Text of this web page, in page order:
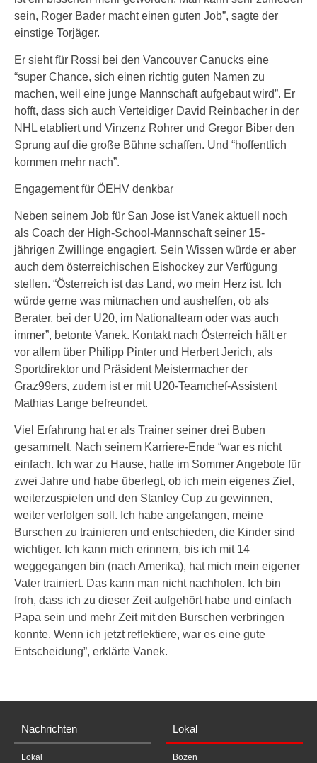
sein, Roger Bader macht einen guten Job”, sagte der
einstige Torjäger.
Er sieht für Rossi bei den Vancouver Canucks eine
“super Chance, sich einen richtig guten Namen zu
machen, weil eine junge Mannschaft aufgebaut wird”. Er
hofft, dass sich auch Verteidiger David Reinbacher in der
NHL etabliert und Vinzenz Rohrer und Gregor Biber den
Sprung auf die große Bühne schaffen. Und “hoffentlich
kommen mehr nach”.
Engagement für ÖEHV denkbar
Neben seinem Job für San Jose ist Vanek aktuell noch
als Coach der High-School-Mannschaft seiner 15-
jährigen Zwillinge engagiert. Sein Wissen würde er aber
auch dem österreichischen Eishockey zur Verfügung
stellen. “Österreich ist das Land, wo mein Herz ist. Ich
würde gerne was mitmachen und aushelfen, ob als
Berater, bei der U20, im Nationalteam oder was auch
immer”, betonte Vanek. Kontakt nach Österreich hält er
vor allem über Philipp Pinter und Herbert Jerich, als
Sportdirektor und Präsident Meistermacher der
Graz99ers, zudem ist er mit U20-Teamchef-Assistent
Mathias Lange befreundet.
Viel Erfahrung hat er als Trainer seiner drei Buben
gesammelt. Nach seinem Karriere-Ende “war es nicht
einfach. Ich war zu Hause, hatte im Sommer Angebote für
zwei Jahre und habe überlegt, ob ich mein eigenes Ziel,
weiterzuspielen und den Stanley Cup zu gewinnen,
weiter verfolgen soll. Ich habe angefangen, meine
Burschen zu trainieren und entschieden, die Kinder sind
wichtiger. Ich kann mich erinnern, bis ich mit 14
weggegangen bin (nach Amerika), hat mich mein eigener
Vater trainiert. Das kann man nicht nachholen. Ich bin
froh, dass ich zu dieser Zeit aufgehört habe und einfach
Papa sein und mehr Zeit mit den Burschen verbringen
konnte. Wenn ich jetzt reflektiere, war es eine gute
Entscheidung”, erklärte Vanek.
Nachrichten
Lokal
Lokal
Bozen